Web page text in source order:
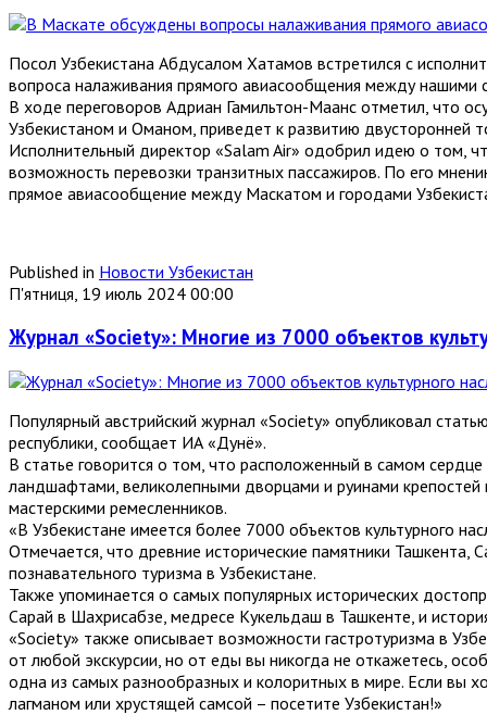
Посол Узбекистана Абдусалом Хатамов встретился с
вопроса налаживания прямого авиасообщения между нашими
В ходе переговоров Адриан Гамильтон-Маанс отметил, что
Узбекистаном и Оманом, приведет к развитию двусторонней
Исполнительный директор «Salam Air» одобрил идею о том,
возможность перевозки транзитных пассажиров. По его
прямое авиасообщение между Маскатом и городами
Published in Новости Узбекистан
П'ятниця, 19 июль 2024 00:00
Журнал «Society»: Многие из 7000 объектов
Популярный австрийский журнал «Society» опубликовал
республики, сообщает ИА «Дунё».
В статье говорится о том, что расположенный в самом
ландшафтами, великолепными дворцами и руинами
мастерскими ремесленников.
«В Узбекистане имеется более 7000 объектов культурного
Отмечается, что древние исторические памятники Ташкента,
познавательного туризма в Узбекистане.
Также упоминается о самых популярных исторических
Сарай в Шахрисабзе, медресе Кукельдаш в Ташкенте, и
«Society» также описывает возможности гастротуризма в
от любой экскурсии, но от еды вы никогда не откажетесь,
одна из самых разнообразных и колоритных в мире. Если вы
лагманом или хрустящей самсой – посетите Узбекистан!»